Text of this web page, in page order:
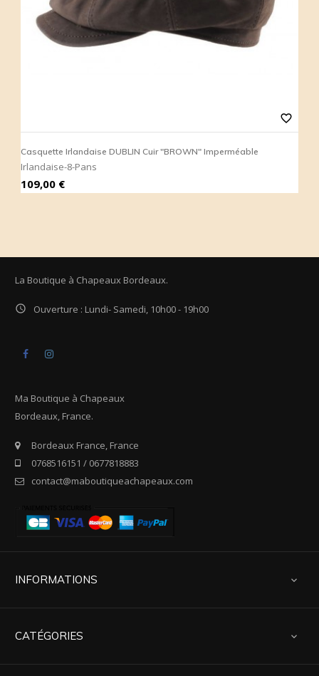
favorite_border
Casquette Irlandaise DUBLIN Cuir "BROWN" Imperméable
Irlandaise-8-Pans
Prix
109,00 €
La Boutique à Chapeaux Bordeaux.
 Ouverture : Lundi- Samedi, 10h00 - 19h00
Facebook
Ma Boutique à Chapeaux
Bordeaux, France.
Bordeaux France, France
0768516151 / 0677818883
contact@maboutiqueachapeaux.com
INFORMATIONS 
CATÉGORIES 